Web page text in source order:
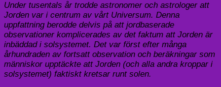
Under tusentals år trodde astronomer och astrologer att
Jorden var i centrum av vårt Universum. Denna
uppfattning berodde delvis på att jordbaserade
observationer komplicerades av det faktum att Jorden är
inbäddad i solsystemet. Det var först efter många
århundraden av fortsatt observation och beräkningar som
människor upptäckte att Jorden (och alla andra kroppar i
solsystemet) faktiskt kretsar runt solen.